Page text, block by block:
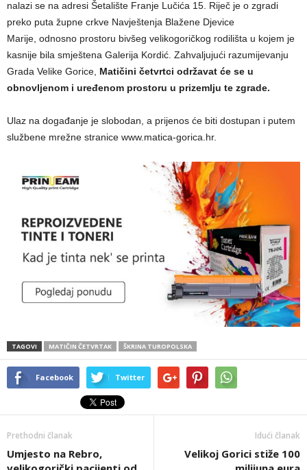
nalazi se na adresi Šetalište Franje Lučića 15. Riječ je o zgradi
preko puta župne crkve Navještenja Blažene Djevice
Marije, odnosno prostoru bivšeg velikogoričkog rodilišta u kojem je
kasnije bila smještena Galerija Kordić. Zahvaljujući razumijevanju
Grada Velike Gorice, Matičini četvrtci održavat će se u
obnovljenom i uređenom prostoru u prizemlju te zgrade.
Ulaz na događanje je slobodan, a prijenos će biti dostupan i putem
službene mrežne stranice www.matica-gorica.hr.
TAGOVI MATIČIN ČETVRTAK ŠKRINA TUROPOLSKA
Facebook Twitter
Prethodni članak
Umjesto na Rebro,
Idući članak
Velikoj Gorici stiže 100